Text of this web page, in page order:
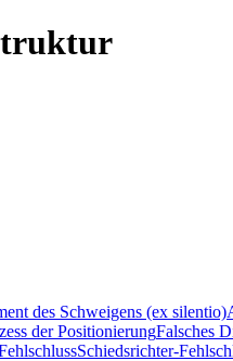
des Schweigens (ex silentio)
der PositionierungFalsches
Schiedsrichter-